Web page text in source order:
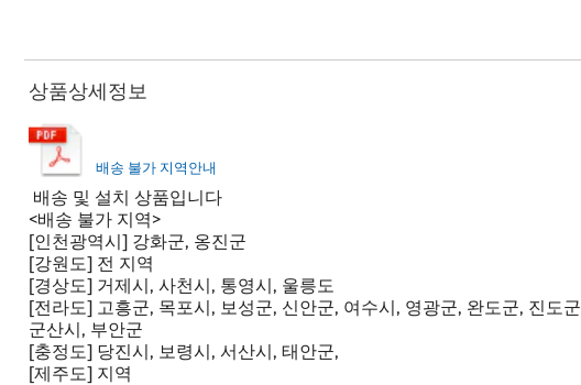
상품상세정보
배송 불가 지역안내
배송 및 설치 상품입니다
<배송 불가 지역>
[인천광역시] 강화군, 옹진군
[강원도] 전 지역
[경상도] 거제시, 사천시, 통영시, 울릉도
[전라도] 고흥군, 목포시, 보성군, 신안군, 여수시, 영광군, 완도군, 진도군
군산시, 부안군
[충정도] 당진시, 보령시, 서산시, 태안군,
[제주도] 지역